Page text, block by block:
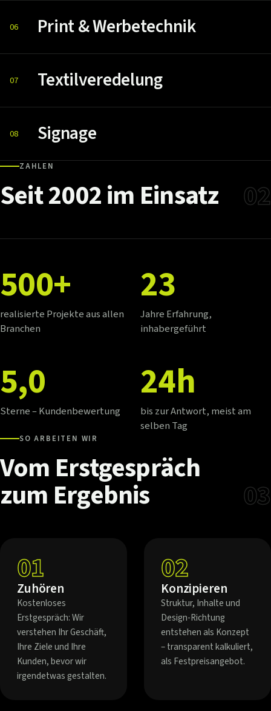
06 Print & Werbetechnik
07 Textilveredelung
08 Signage
ZAHLEN
Seit2002im Einsatz 02
500+
realisierte Projekte aus allen
Branchen
23
Jahre Erfahrung,
inhabergeführt
5,0
Sterne – Kundenbewertung
24h
bis zur Antwort, meist am
selben Tag
SO ARBEITEN WIR
Vom Erstgespräch
zum Ergebnis
03
01
Zuhören
Kostenloses
Erstgespräch: Wir
verstehen Ihr Geschäft,
Ihre Ziele und Ihre
Kunden, bevor wir
irgendetwas gestalten.
02
Konzipieren
Struktur, Inhalte und
Design-Richtung
entstehen als Konzept
– transparent kalkuliert,
als Festpreisangebot.